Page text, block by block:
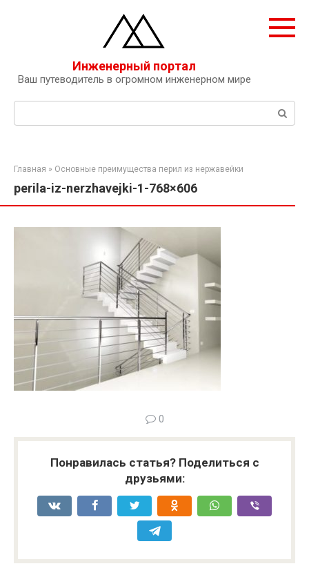
Инженерный портал
Ваш путеводитель в огромном инженерном мире
Поиск:
Главная » Основные преимущества перил из нержавейки
perila-iz-nerzhavejki-1-768×606
0
Понравилась статья? Поделиться с
друзьями: